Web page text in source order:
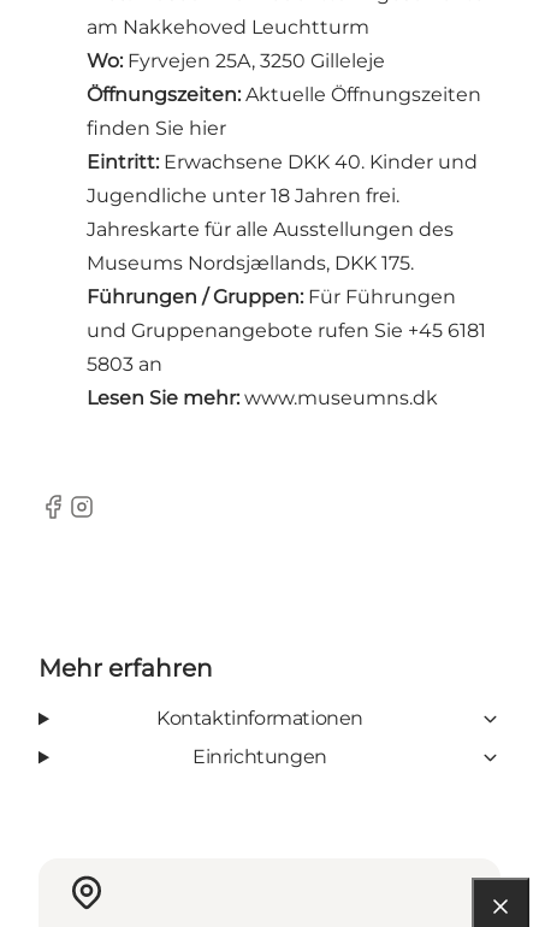
am Nakkehoved Leuchtturm
Wo: Fyrvejen 25A, 3250 Gilleleje
Öffnungszeiten: Aktuelle Öffnungszeiten
finden Sie hier
Eintritt: Erwachsene DKK 40. Kinder und
Jugendliche unter 18 Jahren frei.
Jahreskarte für alle Ausstellungen des
Museums Nordsjællands, DKK 175.
Führungen / Gruppen: Für Führungen
und Gruppenangebote rufen Sie +45 6181
5803 an
Lesen Sie mehr: www.museumns.dk
Facebook
Instagram
Mehr erfahren
Kontaktinformationen
Einrichtungen